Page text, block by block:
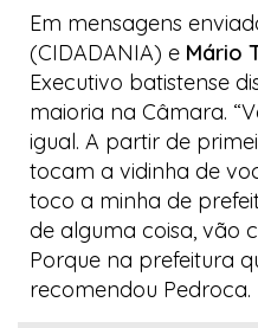
Em mensagens
(CIDADANIA) e Mário
Executivo batistense
maioria na Câmara.
igual. A partir de
tocam a vidinha de
toco a minha de
de alguma coisa, vão
Porque na prefeitura
recomendou Pedroca.